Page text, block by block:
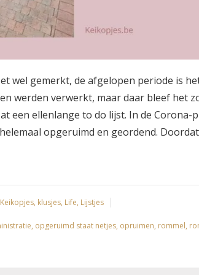
wel gemerkt, de afgelopen periode is
werden verwerkt, maar daar bleef het
een ellenlange to do lijst. In de Corona-
opgeruimd en geordend.
Keikopjes, klusjes, Life, Lijstjes
, opgeruimd staat netjes, opruimen, rommel,